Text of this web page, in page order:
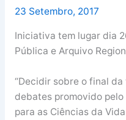
23 Setembro, 2017
Iniciativa tem lugar dia
Pública e Arquivo
“Decidir sobre o final
debates promovido
para as Ciências da